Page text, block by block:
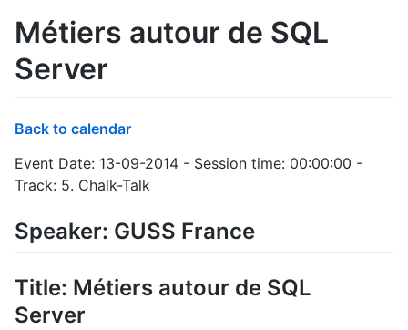
Métiers autour de SQL
Server
Back to calendar
Event Date: 13-09-2014 - Session time: 00:00:00 -
Track: 5. Chalk-Talk
Speaker: GUSS France
Title: Métiers autour de SQL
Server